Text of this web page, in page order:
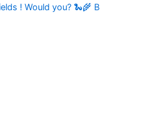
! Would you? 🐍🌾 B